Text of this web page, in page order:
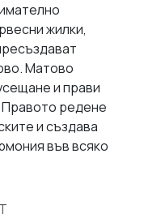
жилки,
Матово
и прави
Правото редене
и създава
във всяко